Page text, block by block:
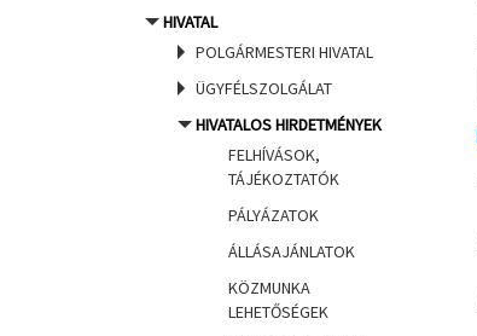
HIVATAL
POLGÁRMESTERI HIVATAL
ÜGYFÉLSZOLGÁLAT
HIVATALOS HIRDETMÉNYEK
FELHÍVÁSOK,
TÁJÉKOZTATÓK
PÁLYÁZATOK
ÁLLÁSAJÁNLATOK
KÖZMUNKA
LEHETŐSÉGEK